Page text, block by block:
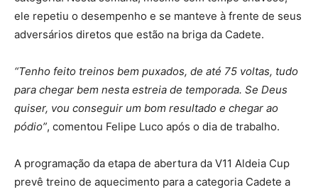
ele repetiu o desempenho e se manteve à frente de seus
adversários diretos que estão na briga da Cadete.
“Tenho feito treinos bem puxados, de até 75 voltas, tudo
para chegar bem nesta estreia de temporada. Se Deus
quiser, vou conseguir um bom resultado e chegar ao
pódio”, comentou Felipe Luco após o dia de trabalho.
A programação da etapa de abertura da V11 Aldeia Cup
prevê treino de aquecimento para a categoria Cadete a